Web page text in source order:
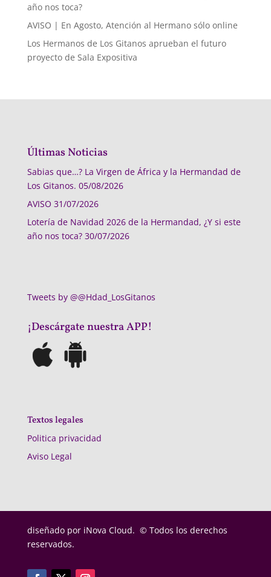
año nos toca?
AVISO | En Agosto, Atención al Hermano sólo online
Los Hermanos de Los Gitanos aprueban el futuro
proyecto de Sala Expositiva
Últimas Noticias
Sabias que…? La Virgen de África y la Hermandad de
Los Gitanos. 05/08/2026
AVISO 31/07/2026
Lotería de Navidad 2026 de la Hermandad, ¿Y si este
año nos toca? 30/07/2026
Tweets by @@Hdad_LosGitanos
¡Descárgate nuestra APP!
Textos legales
Politica privacidad
Aviso Legal
diseñado por iNova Cloud. © Todos los derechos
reservados.